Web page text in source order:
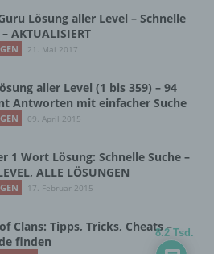
Lösung aller Level – Schnelle
AKTUALISIERT
21. Mai 2017
aller Level (1 bis 359) – 94
Antworten mit einfacher Suche
09. April 2015
1 Wort Lösung: Schnelle Suche –
ALLE LÖSUNGEN
17. Februar 2015
Clans: Tipps, Tricks, Cheats –
finden
8.2 Tsd.
von
Daten entscheidet.
und Mittel dieser
das Unionsrecht oder
können die bestimmten
Benennung nach dem
dem Recht der
vorgesehen werden.
ist eine natürliche oder